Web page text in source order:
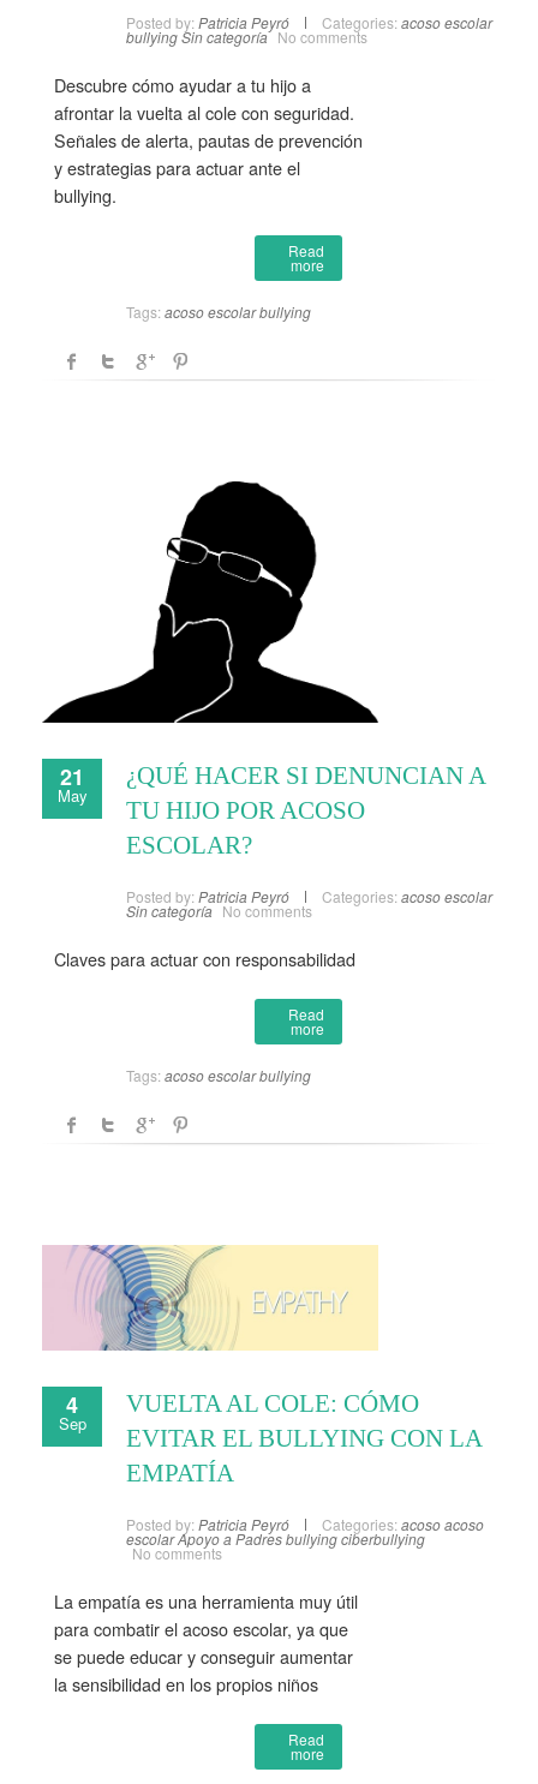
Posted by: Patricia Peyró Categories: acoso escolar
bullyingSin categoría No comments
Descubre cómo ayudar a tu hijo a
afrontar la vuelta al cole con seguridad.
Señales de alerta, pautas de prevención
y estrategias para actuar ante el
bullying.
Read
more
Tags: acoso escolarbullying
21
May
¿QUÉ HACER SI DENUNCIAN A
TU HIJO POR ACOSO
ESCOLAR?
Posted by: Patricia Peyró Categories: acoso escolar
Sin categoría No comments
Claves para actuar con responsabilidad
Read
more
Tags: acoso escolarbullying
4
Sep
VUELTA AL COLE: CÓMO
EVITAR EL BULLYING CON LA
EMPATÍA
Posted by: Patricia Peyró Categories: acosoacoso
escolarApoyo a Padresbullyingciberbullying
No comments
La empatía es una herramienta muy útil
para combatir el acoso escolar, ya que
se puede educar y conseguir aumentar
la sensibilidad en los propios niños
Read
more